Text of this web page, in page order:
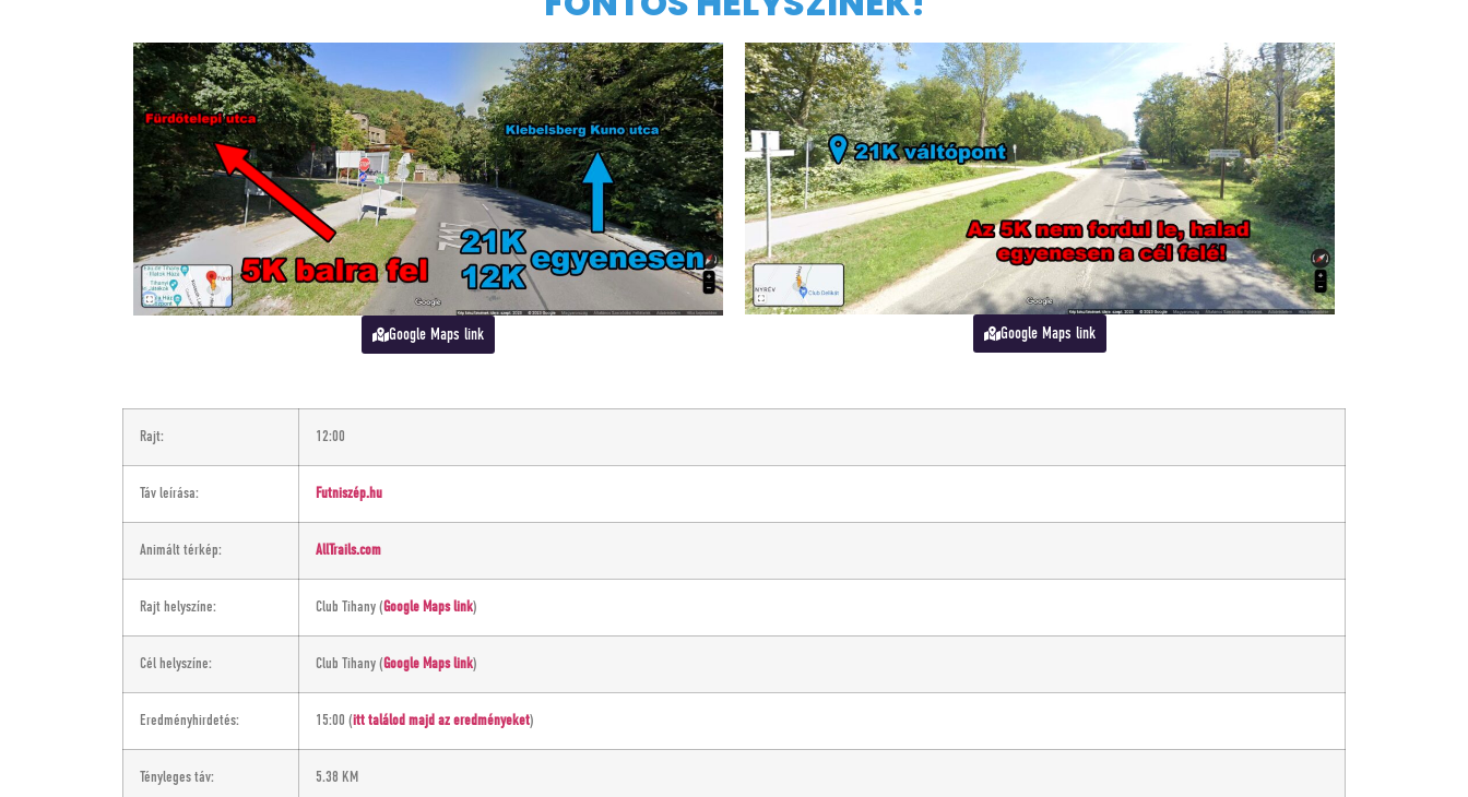
Google Maps link Google Maps link
Rajt: 12:00
Táv leírása: Futniszép.hu
Animált térkép: AllTrails.com
Rajt helyszíne: Club Tihany (Google Maps link)
Cél helyszíne: Club Tihany (Google Maps link)
Eredményhirdetés: 15:00 (itt találod majd az eredményeket)
Tényleges táv: 5.38 KM